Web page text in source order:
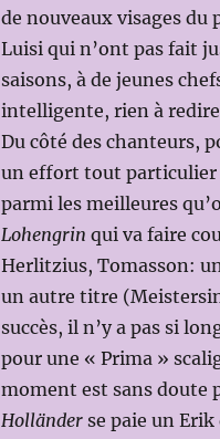
de nouveaux visages du
Luisi qui n’ont pas fait
saisons, à de jeunes
intelligente, rien à
Du côté des chanteurs,
un effort tout particulier
parmi les meilleures
Lohengrin qui va faire
Herlitzius, Tomasson:
un autre titre
succès, il n’y a pas si
pour une « Prima »
moment est sans doute
Holländerse paie un